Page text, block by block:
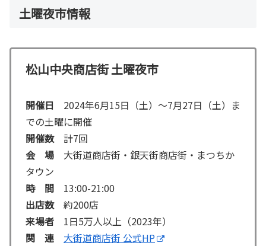
土曜夜市情報
松山中央商店街 土曜夜市
開催日 2024年6月15日（土）～7月27日（土）ま
での土曜に開催
開催数計7回
会 場 大街道商店街・銀天街商店街・まつちか
タウン
時 間 13:00-21:00
出店数約200店
来場者 1日5万人以上（2023年）
関 連
大街道商店街 公式HP